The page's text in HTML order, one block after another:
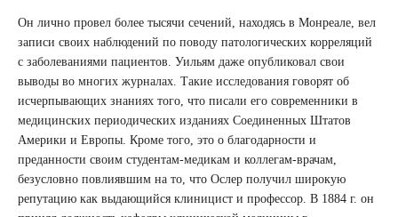
Он лично провел более тысячи сечений, находясь в Монреале, вел
записи своих наблюдений по поводу патологических корреляций
с заболеваниями пациентов. Уильям даже опубликовал свои
выводы во многих журналах. Такие исследования говорят об
исчерпывающих знаниях того, что писали его современники в
медицинских периодических изданиях Соединенных Штатов
Америки и Европы. Кроме того, это о благодарности и
преданности своим студентам-медикам и коллегам-врачам,
безусловно повлиявшим на то, что Ослер получил широкую
репутацию как выдающийся клиницист и профессор. В 1884 г. он